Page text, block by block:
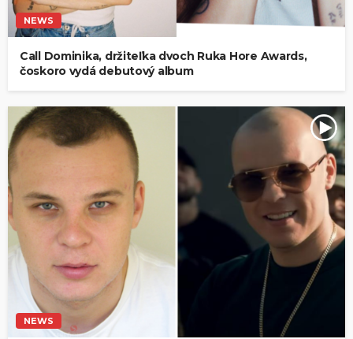
NEWS
Call Dominika, držiteľka dvoch Ruka Hore Awards,
čoskoro vydá debutový album
NEWS